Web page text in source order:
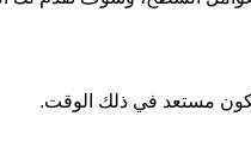
يكون مستعد في ذلك الوقت.